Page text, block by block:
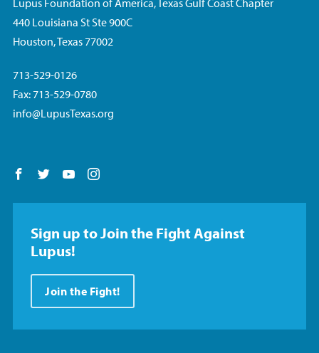
440 Louisiana St Ste 900C
Houston, Texas 77002
713-529-0126
Fax: 713-529-0780
info@LupusTexas.org
Follow us on Facebook
Follow us on Twitter
Follow us on YouTube
Sign up to Join the Fight Against
Lupus!
Join the Fight!